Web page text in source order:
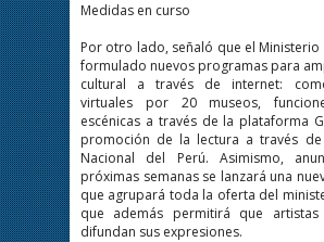
Medidas en curso
Por otro lado, señaló que el Ministerio
formulado nuevos programas para
cultural a través de internet:
virtuales por 20 museos,
escénicas a través de la plataforma
promoción de la lectura a través
Nacional del Perú. Asimismo,
próximas semanas se lanzará una
que agrupará toda la oferta del
que además permitirá que
difundan sus expresiones.